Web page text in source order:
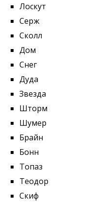
Лоскут
Серж
Сколл
Дом
Снег
Дуда
Звезда
Шторм
Шумер
Брайн
Бонн
Топаз
Теодор
Скиф